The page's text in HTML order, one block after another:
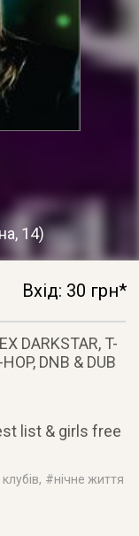
14)
Вхід: 30 грн*
DARKSTAR, T-
DNB & DUB
list & girls free
, #нічне життя